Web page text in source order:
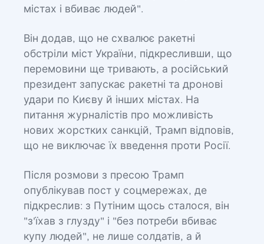
містах і вбиває людей".
Він додав, що не схвалює ракетні
обстріли міст України, підкресливши, що
перемовини ще тривають, а російський
президент запускає ракетні та дронові
удари по Києву й інших містах. На
питання журналістів про можливість
нових жорстких санкцій, Трамп відповів,
що не виключає їх введення проти Росії.
Після розмови з пресою Трамп
опублікував пост у соцмережах, де
підкреслив: з Путіним щось сталося, він
"з'їхав з глузду" і "без потреби вбиває
купу людей", не лише солдатів, а й